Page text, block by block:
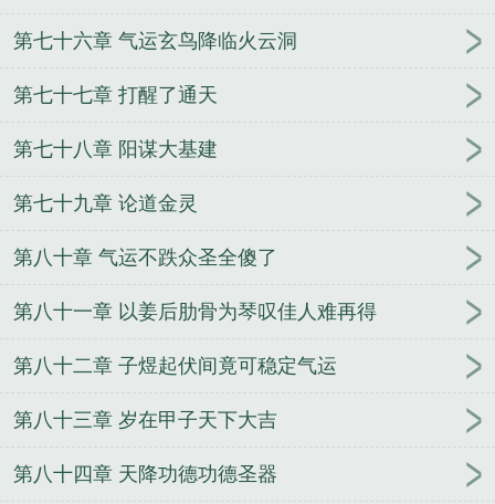
第七十六章 气运玄鸟降临火云洞
第七十七章 打醒了通天
第七十八章 阳谋大基建
第七十九章 论道金灵
第八十章 气运不跌众圣全傻了
第八十一章 以姜后肋骨为琴叹佳人难再得
第八十二章 子煜起伏间竟可稳定气运
第八十三章 岁在甲子天下大吉
第八十四章 天降功德功德圣器